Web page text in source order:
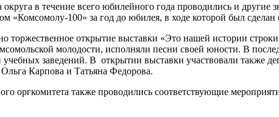
в течение всего юбилейного года проводились и
«Комсомолу-100» за год до юбилея, в ходе которой был сделан
торжественное открытие выставки «Это нашей истории
молодости, исполняли песни своей юности. В
учебных заведений. В открытии выставки участвовали
Карпова и Татьяна Федорова.
оргкомитета также проводились соответствующие